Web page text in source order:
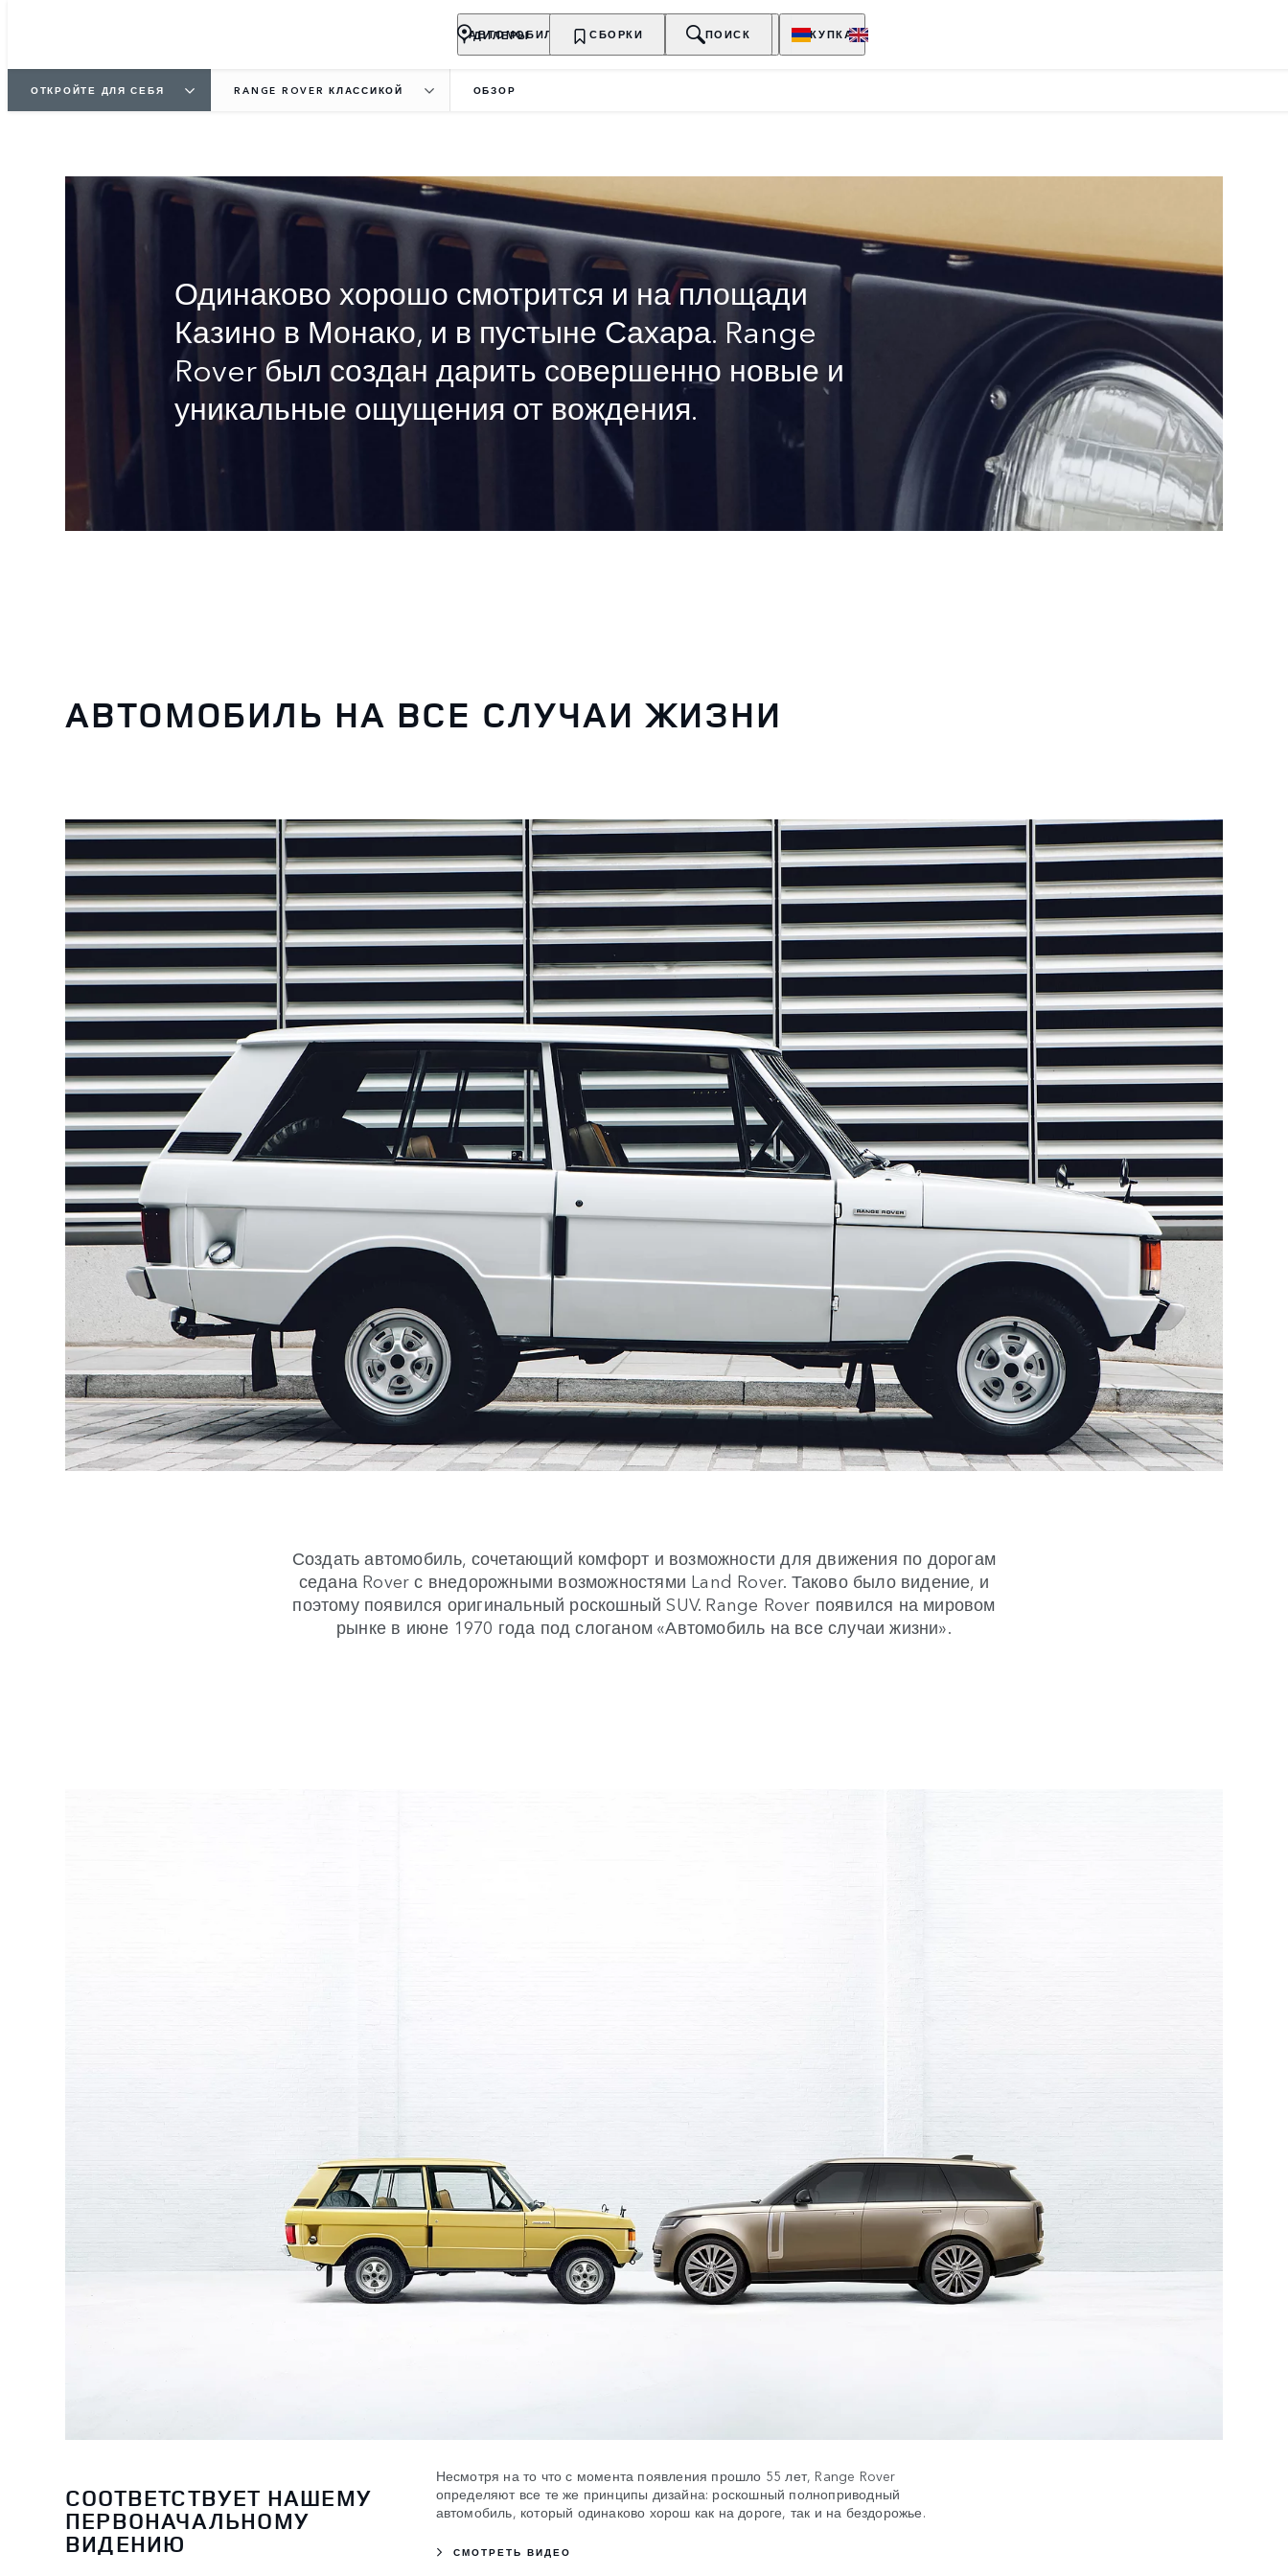
АВТОМОБИЛИ ВЛАДЕЛЬЦАМ О БРЕНДЕ ПОКУПКА
ДИЛЕРЫ СБОРКИ ПОИСК
ОТКРОЙТЕ ДЛЯ СЕБЯ RANGE ROVER КЛАССИКОЙ ОБЗОР
ОРИГИНАЛЬНЫЙ РОСКОШНЫЙ SUV
Одинаково хорошо смотрится и на площади
Казино в Монако, и в пустыне Сахара. Range
Rover был создан дарить совершенно новые и
уникальные ощущения от вождения.
АВТОМОБИЛЬ НА ВСЕ СЛУЧАИ ЖИЗНИ
Создать автомобиль, сочетающий комфорт и возможности для движения по дорогам
седана Rover с внедорожными возможностями Land Rover. Таково было видение, и
поэтому появился оригинальный роскошный SUV. Range Rover появился на мировом
рынке в июне 1970 года под слоганом «Автомобиль на все случаи жизни».
СООТВЕТСТВУЕТ НАШЕМУ
ПЕРВОНАЧАЛЬНОМУ
ВИДЕНИЮ
Несмотря на то что с момента появления прошло 55 лет, Range Rover
определяют все те же принципы дизайна: роскошный полноприводный
автомобиль, который одинаково хорош как на дороге, так и на бездорожье.
СМОТРЕТЬ ВИДЕО